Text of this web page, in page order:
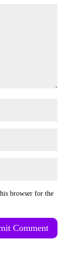
browser for the
Comment